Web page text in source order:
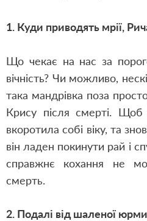
1. Куди приводять мрії,
Що чекає на нас за
вічність? Чи можливо,
така мандрівка поза
Крису після смерті. Щоб
вкоротила собі віку, та
він ладен покинути рай і
справжнє кохання не
смерть.
2. Подалі від шаленої